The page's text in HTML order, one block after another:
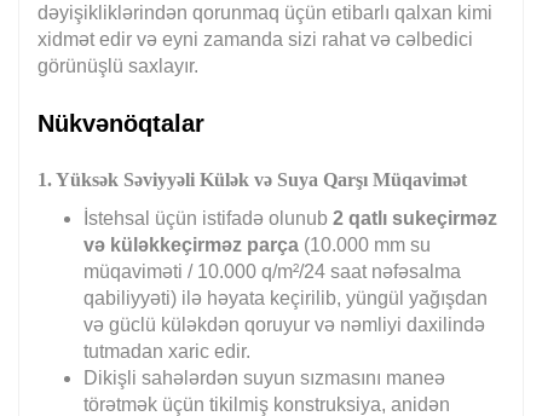
dəyişikliklərindən qorunmaq üçün etibarlı qalxan kimi
xidmət edir və eyni zamanda sizi rahat və cəlbedici
görünüşlü saxlayır.
Nükvənöqtalar
1. Yüksək Səviyyəli Külək və Suya Qarşı Müqavimət
İstehsal üçün istifadə olunub 2 qatlı sukeçirməz
və küləkkeçirməz parça (10.000 mm su
müqaviməti / 10.000 q/m²/24 saat nəfəsalma
qabiliyyəti) ilə həyata keçirilib, yüngül yağışdan
və güclü küləkdən qoruyur və nəmliyi daxilində
tutmadan xaric edir.
Dikişli sahələrdən suyun sızmasını maneə
törətmək üçün tikilmiş konstruksiya, anidən